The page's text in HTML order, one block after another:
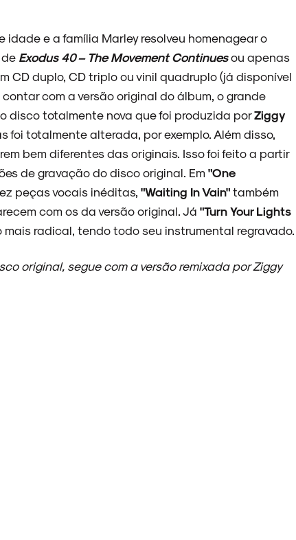
e a família Marley resolveu homenagear o
Exodus 40 – The Movement Continuesou apenas
CD duplo, CD triplo ou vinil quadruplo (já disponível
com a versão original do álbum, o grande
disco totalmente nova que foi produzida porZiggy
foi totalmente alterada, por exemplo. Além disso,
bem diferentes das originais. Isso foi feito a partir
de gravação do disco original. Em"One
peças vocais inéditas, "Waiting In Vain"também
com os da versão original. Já "Turn Your Lights
radical, tendo todo seu instrumental regravado.
original, segue com a versão remixada por Ziggy